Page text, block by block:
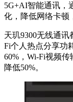
5G+AI智能通讯，
化，降低网络卡顿
天玑9300无线通
Fi个人热点分享功
60%，Wi-Fi视频
降低50%。